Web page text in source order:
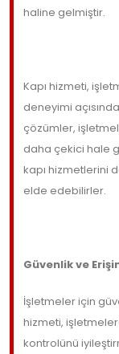
haline gelmiştir.
Kapı hizmeti,
deneyimi
çözümler,
daha çekici hale
kapı hizmetlerini
elde edebilirler.
Güvenlik ve
İşletmeler için
hizmeti,
kontrolünü